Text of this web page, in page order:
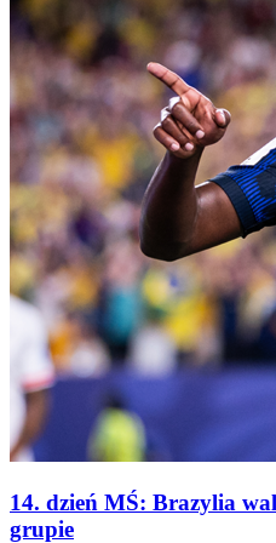
14. dzień MŚ: Brazylia
grupie